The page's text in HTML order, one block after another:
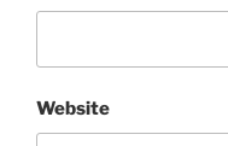
Website